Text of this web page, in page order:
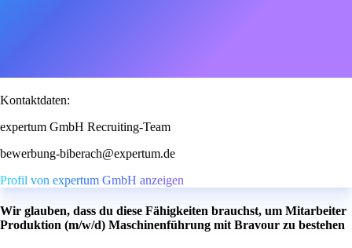
Kontaktdaten:
expertum GmbH Recruiting-Team
bewerbung-biberach@expertum.de
Profil von expertum GmbH anzeigen
Wir glauben, dass du diese Fähigkeiten brauchst, um Mitarbeiter
Produktion (m/w/d) Maschinenführung mit Bravour zu bestehen